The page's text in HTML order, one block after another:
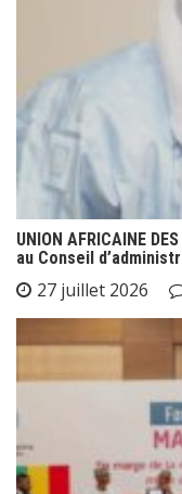
UNION AFRICAINE
au Conseil
27 juillet 2026